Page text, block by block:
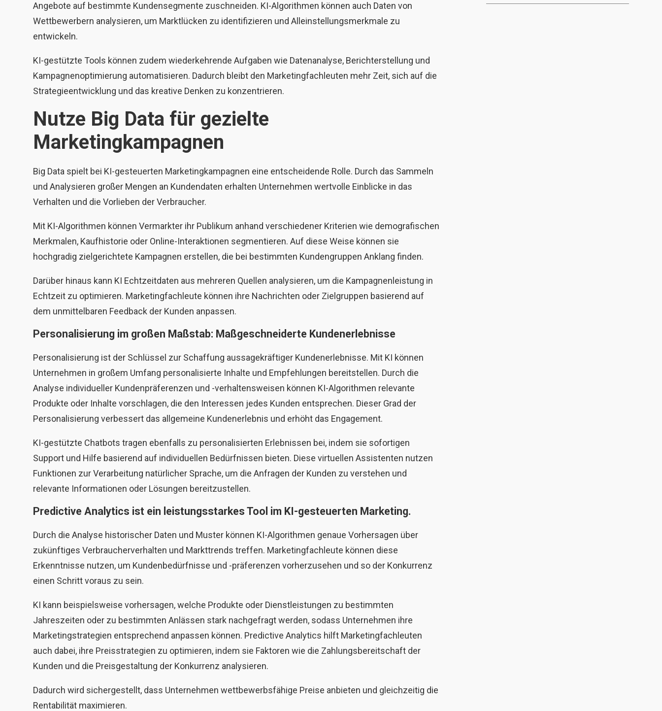
Angebote auf bestimmte Kundensegmente zuschneiden. KI-Algorithmen können auch Daten von
Wettbewerbern analysieren, um Marktlücken zu identifizieren und Alleinstellungsmerkmale zu
entwickeln.
KI-gestützte Tools können zudem wiederkehrende Aufgaben wie Datenanalyse, Berichterstellung und
Kampagnenoptimierung automatisieren. Dadurch bleibt den Marketingfachleuten mehr Zeit, sich auf die
Strategieentwicklung und das kreative Denken zu konzentrieren.
Nutze Big Data für gezielte
Marketingkampagnen
Big Data spielt bei KI-gesteuerten Marketingkampagnen eine entscheidende Rolle. Durch das Sammeln
und Analysieren großer Mengen an Kundendaten erhalten Unternehmen wertvolle Einblicke in das
Verhalten und die Vorlieben der Verbraucher.
Mit KI-Algorithmen können Vermarkter ihr Publikum anhand verschiedener Kriterien wie demografischen
Merkmalen, Kaufhistorie oder Online-Interaktionen segmentieren. Auf diese Weise können sie
hochgradig zielgerichtete Kampagnen erstellen, die bei bestimmten Kundengruppen Anklang finden.
Darüber hinaus kann KI Echtzeitdaten aus mehreren Quellen analysieren, um die Kampagnenleistung in
Echtzeit zu optimieren. Marketingfachleute können ihre Nachrichten oder Zielgruppen basierend auf
dem unmittelbaren Feedback der Kunden anpassen.
Personalisierung im großen Maßstab: Maßgeschneiderte Kundenerlebnisse
Personalisierung ist der Schlüssel zur Schaffung aussagekräftiger Kundenerlebnisse. Mit KI können
Unternehmen in großem Umfang personalisierte Inhalte und Empfehlungen bereitstellen. Durch die
Analyse individueller Kundenpräferenzen und -verhaltensweisen können KI-Algorithmen relevante
Produkte oder Inhalte vorschlagen, die den Interessen jedes Kunden entsprechen. Dieser Grad der
Personalisierung verbessert das allgemeine Kundenerlebnis und erhöht das Engagement.
KI-gestützte Chatbots tragen ebenfalls zu personalisierten Erlebnissen bei, indem sie sofortigen
Support und Hilfe basierend auf individuellen Bedürfnissen bieten. Diese virtuellen Assistenten nutzen
Funktionen zur Verarbeitung natürlicher Sprache, um die Anfragen der Kunden zu verstehen und
relevante Informationen oder Lösungen bereitzustellen.
Predictive Analytics ist ein leistungsstarkes Tool im KI-gesteuerten Marketing.
Durch die Analyse historischer Daten und Muster können KI-Algorithmen genaue Vorhersagen über
zukünftiges Verbraucherverhalten und Markttrends treffen. Marketingfachleute können diese
Erkenntnisse nutzen, um Kundenbedürfnisse und -präferenzen vorherzusehen und so der Konkurrenz
einen Schritt voraus zu sein.
KI kann beispielsweise vorhersagen, welche Produkte oder Dienstleistungen zu bestimmten
Jahreszeiten oder zu bestimmten Anlässen stark nachgefragt werden, sodass Unternehmen ihre
Marketingstrategien entsprechend anpassen können. Predictive Analytics hilft Marketingfachleuten
auch dabei, ihre Preisstrategien zu optimieren, indem sie Faktoren wie die Zahlungsbereitschaft der
Kunden und die Preisgestaltung der Konkurrenz analysieren.
Dadurch wird sichergestellt, dass Unternehmen wettbewerbsfähige Preise anbieten und gleichzeitig die
Rentabilität maximieren.